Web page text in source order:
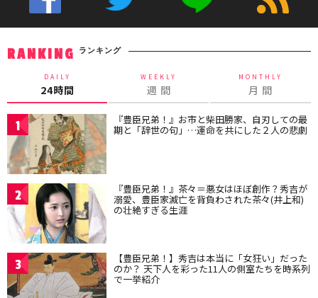
RANKING ランキング
DAILY
24時間
WEEKLY
週 間
MONTHLY
月 間
1 『豊臣兄弟！』お市と柴田勝家、自刃しての最
期と「辞世の句」…運命を共にした２人の悲劇
2 『豊臣兄弟！』茶々＝悪女はほぼ創作？秀吉が
溺愛、豊臣家滅亡を背負わされた茶々(井上和)
の壮絶すぎる生涯
3 【豊臣兄弟！】秀吉は本当に「女狂い」だった
のか？ 天下人を彩った11人の側室たちを時系列
で一挙紹介